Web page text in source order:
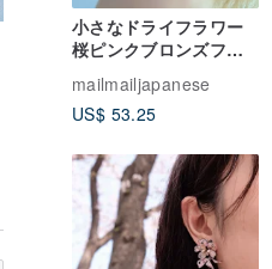
小さなドライフラワー
桜ピンクブロンズフラ
ワーピアス、イヤリン
グ
mailmailjapanese
US$ 53.25